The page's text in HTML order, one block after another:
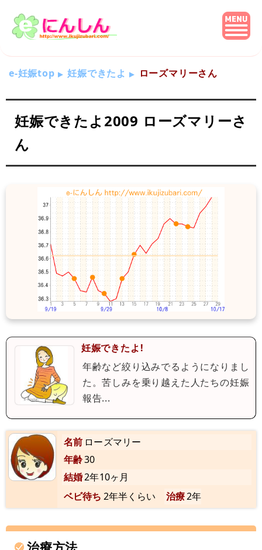
e-妊娠top 妊娠できたよ ローズマリーさん
妊娠できたよ2009 ローズマリーさ
ん
妊娠できたよ!
年齢など絞り込みでるようになりまし
た。苦しみを乗り越えた人たちの妊娠
報告...
名前 ローズマリー
年齢30
結婚2年10ヶ月
ベビ待ち 2年半くらい 治療2年